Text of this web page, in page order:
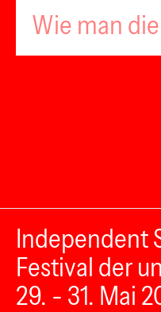
Wie man
Independent
Festival der
29. - 31. Mai